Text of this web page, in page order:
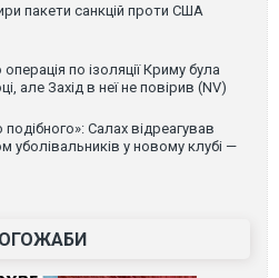
пакети санкцій проти США
по ізоляції Криму була
але Захід в неї не повірив (NV)
подібного»: Салах відреагував
уболівальників у новому клубі —